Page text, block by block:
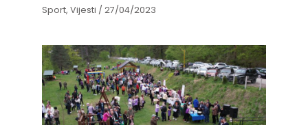
Sport,Vijesti /27/04/2023